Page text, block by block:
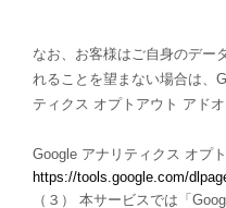
なお、お客様はご自身のデー
れることを望まない場合は、
ティクス オプトアウト アドオ
Google アナリティクス オプ
https://tools.google.com/
（３） 本サービスでは「